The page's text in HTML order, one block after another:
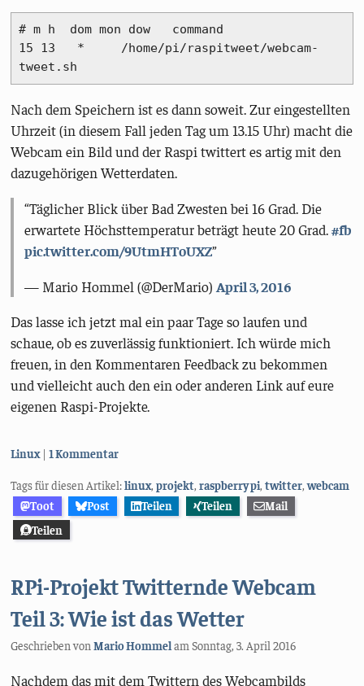
# m h  dom mon dow   command
15 13
*     /home/pi/raspitweet/webcam-
tweet.sh
Nach dem Speichern ist es dann soweit. Zur eingestellten
Uhrzeit (in diesem Fall jeden Tag um 13.15 Uhr) macht die
Webcam ein Bild und der Raspi twittert es artig mit den
dazugehörigen Wetterdaten.
Täglicher Blick über Bad Zwesten bei 16 Grad. Die
erwartete Höchsttemperatur beträgt heute 20 Grad.#fb
pic.twitter.com/9UtmHToUXZ
— Mario Hommel (@DerMario)April 3, 2016
Das lasse ich jetzt mal ein paar Tage so laufen und
schaue, ob es zuverlässig funktioniert. Ich würde mich
freuen, in den Kommentaren Feedback zu bekommen
und vielleicht auch den ein oder anderen Link auf eure
eigenen Raspi-Projekte.
Kategorien:
Linux 1 Kommentar
Tags für diesen Artikel:linux,projekt,raspberry pi,twitter,webcam
Toot
Post Teilen Teilen
Mail
Teilen
RPi-Projekt Twitternde Webcam
Teil 3: Wie ist das Wetter
Geschrieben vonMario HommelamSonntag, 3. April 2016
Nachdem das mit dem Twittern des Webcambilds